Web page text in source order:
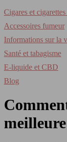
Cigares et
Accessoires fumeur
Informations sur la
Santé et tabagisme
E-liquide et CBD
Blog